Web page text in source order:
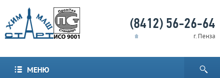
(8412) 56-26-64
г. Пенза
МЕНЮ